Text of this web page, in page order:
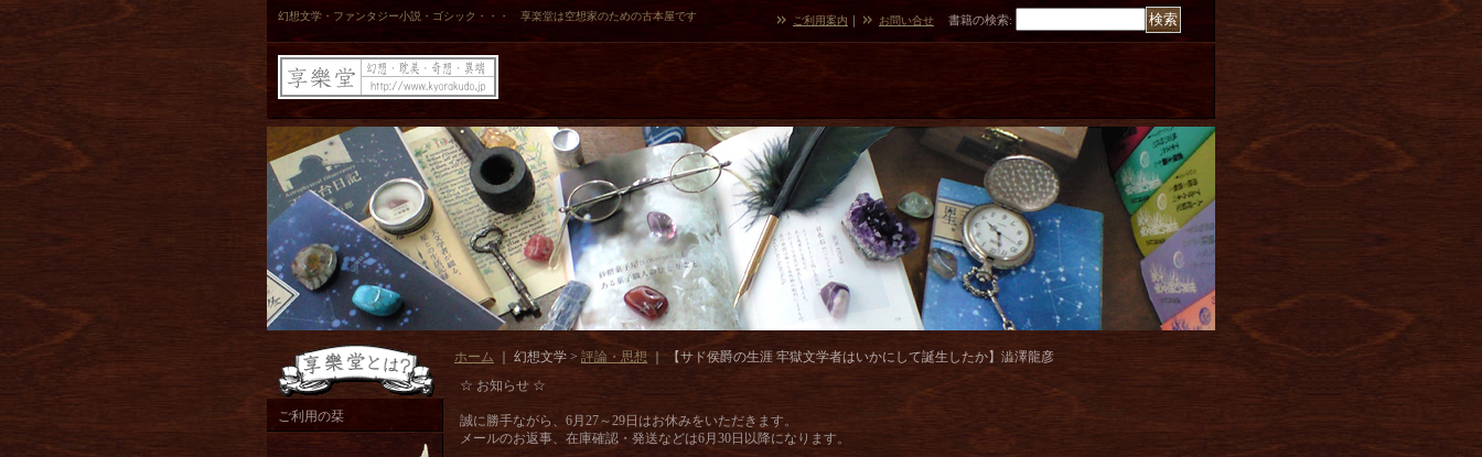
幻想文学・ファンタジー小説・ゴシック・・・ 享楽堂は空想家のための古本屋です ご利用案内 ｜ お問い合せ 書籍の検索:
ご利用の栞
ホーム ｜ 幻想文学 > 評論・思想
【サド侯爵の生涯 牢獄文学者はいかにして誕生したか】澁澤龍彦
☆ お知らせ ☆
誠に勝手ながら、6月27～29日はお休みをいただきます。
メールのお返事、在庫確認・発送などは6月30日以降になります。